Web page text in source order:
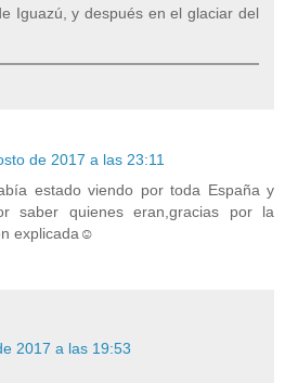
Iguazú, y después en el glaciar del
de 2017 a las 23:11
estado viendo por toda España y
saber quienes eran,gracias por la
explicada☺
2017 a las 19:53